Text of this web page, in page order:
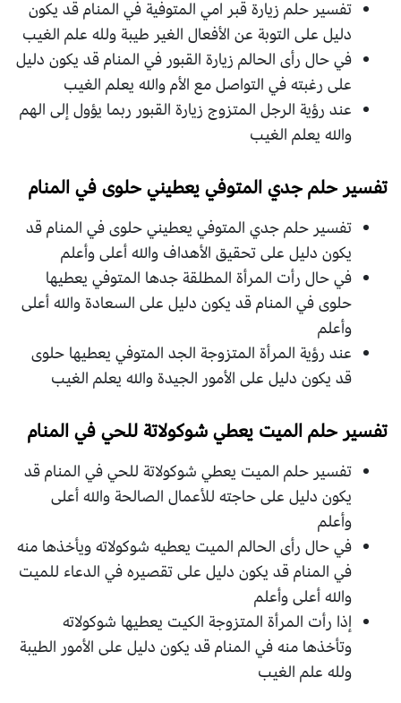
تفسير حلم زيارة قبر امي المتوفية في المنام قد يكون
دليل على التوبة عن الأفعال الغير طيبة ولله علم الغيب
في حال رأى الحالم زيارة القبور في المنام قد يكون دليل
على رغبته في التواصل مع الأم والله يعلم الغيب
عند رؤية الرجل المتزوج زيارة القبور ربما يؤول إلى الهم
والله يعلم الغيب
تفسير حلم جدي المتوفي يعطيني حلوى في المنام
تفسير حلم جدي المتوفي يعطيني حلوى في المنام قد
يكون دليل على تحقيق الأهداف والله أعلى وأعلم
في حال رأت المرأة المطلقة جدها المتوفي يعطيها
حلوى في المنام قد يكون دليل على السعادة والله أعلى
وأعلم
عند رؤية المرأة المتزوجة الجد المتوفي يعطيها حلوى
قد يكون دليل على الأمور الجيدة والله يعلم الغيب
تفسير حلم الميت يعطي شوكولاتة للحي في المنام
تفسير حلم الميت يعطي شوكولاتة للحي في المنام قد
يكون دليل على حاجته للأعمال الصالحة والله أعلى
وأعلم
في حال رأى الحالم الميت يعطيه شوكولاته ويأخذها منه
في المنام قد يكون دليل على تقصيره في الدعاء للميت
والله أعلى وأعلم
إذا رأت المرأة المتزوجة الكيت يعطيها شوكولاته
وتأخذها منه في المنام قد يكون دليل على الأمور الطيبة
ولله علم الغيب